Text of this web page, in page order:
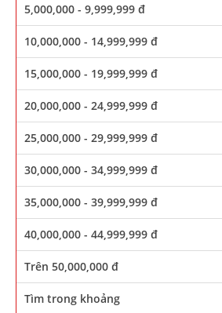
5,000,000 - 9,999,999 đ
10,000,000 - 14,999,999 đ
15,000,000 - 19,999,999 đ
20,000,000 - 24,999,999 đ
25,000,000 - 29,999,999 đ
30,000,000 - 34,999,999 đ
35,000,000 - 39,999,999 đ
40,000,000 - 44,999,999 đ
Trên 50,000,000 đ
Tìm trong khoảng